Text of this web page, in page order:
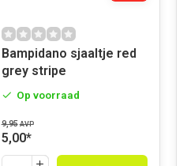
Bampidano sjaaltje red
grey stripe
Op voorraad
9,95 AVP
5,00*